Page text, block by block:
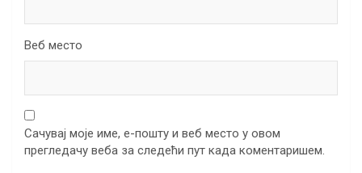
Веб место
Сачувај моје име, е-пошту и веб место у овом
прегледачу веба за следећи пут када коментаришем.